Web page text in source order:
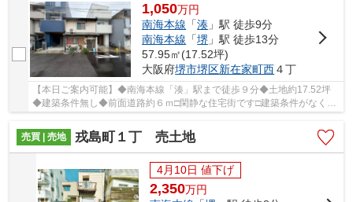
1,050万円
南海本線 「湊 」駅 徒歩9分
南海本線 「堺 」駅 徒歩13分
57.95㎡(17.52坪)
大阪府堺市堺区新在家町西４丁
【本日ご案内可能】◆南海本線「湊」駅まで徒歩９分◆土地約17.52坪
◆建築条件無し◆前面道路約６ｍ□閑静な住宅街です□建築条件がなく、
売買 | 売地
戎島町１丁 売土地
4月10日 値下げ
2,350万円